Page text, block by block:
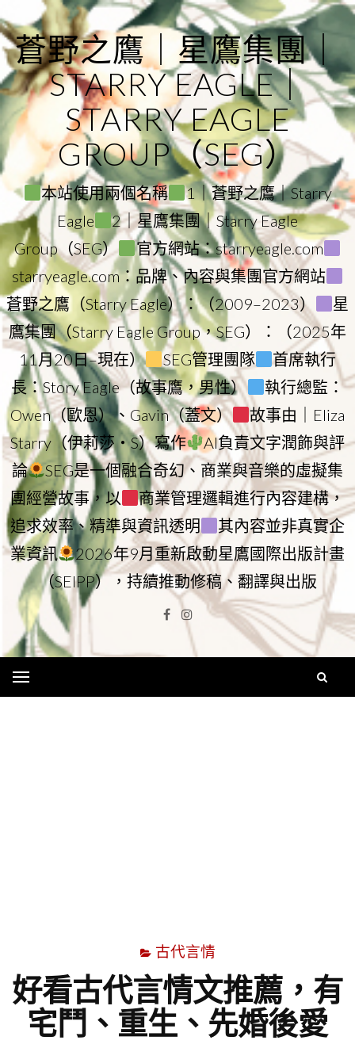
to
content
蒼野之鷹｜星鷹集團｜
STARRY EAGLE｜
STARRY EAGLE
GROUP（SEG）
本站使用兩個名稱
1｜蒼野之鷹｜Starry
Eagle
2｜星鷹集團｜Starry Eagle
Group（SEG）
官方網站：starryeagle.com
starryeagle.com：品牌、內容與集團官方網站
蒼野之鷹（Starry Eagle）：（2009–2023）
星
鷹集團（Starry Eagle Group，SEG）：（2025年
11月20日–現在）
SEG管理團隊
首席執行
長：Story Eagle（故事鷹，男性）
執行總監：
Owen（歐恩）、Gavin（蓋文）
故事由｜Eliza
Starry（伊莉莎・S）寫作
AI負責文字潤飾與評
論
SEG是一個融合奇幻、商業與音樂的虛擬集
團經營故事，以
商業管理邏輯進行內容建構，
追求效率、精準與資訊透明
其內容並非真實企
業資訊
2026年9月重新啟動星鷹國際出版計畫
（SEIPP），持續推動修稿、翻譯與出版
Facebook
Instagram
古代言情
好看古代言情文推薦，有
宅鬥、重生、先婚後愛